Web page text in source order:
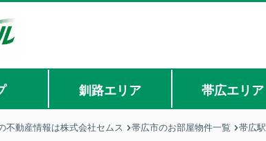
釧路エリア 帯広エリア
不動産情報は株式会社セムス 帯広市のお部屋物件一覧 帯広駅